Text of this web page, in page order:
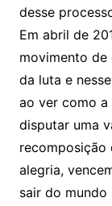
desse
Em abril de
movimento
da luta e
ao ver como a
disputar uma
recomposição
alegria,
sair do mundo